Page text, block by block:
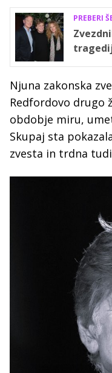
PREBERI
Njuna zakonska
Redfordovo drugo
obdobje miru,
Skupaj sta
zvesta in trdna